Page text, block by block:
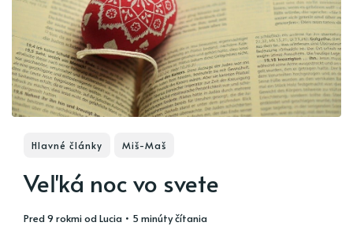
Hlavné články Miš-Maš
Veľká noc vo svete
pred 9 rokmiodLucia • 5 minúty čítania